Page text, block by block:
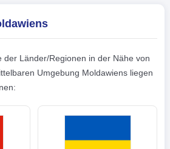
der Länder/Regionen in der Nähe von
Umgebung Moldawiens liegen